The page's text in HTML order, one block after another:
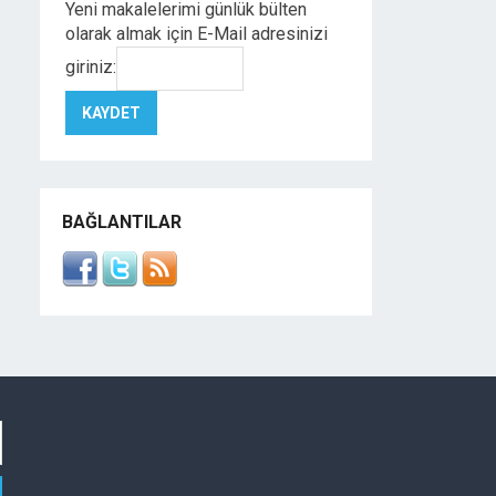
Yeni makalelerimi günlük bülten
olarak almak için E-Mail adresinizi
giriniz:
BAĞLANTILAR